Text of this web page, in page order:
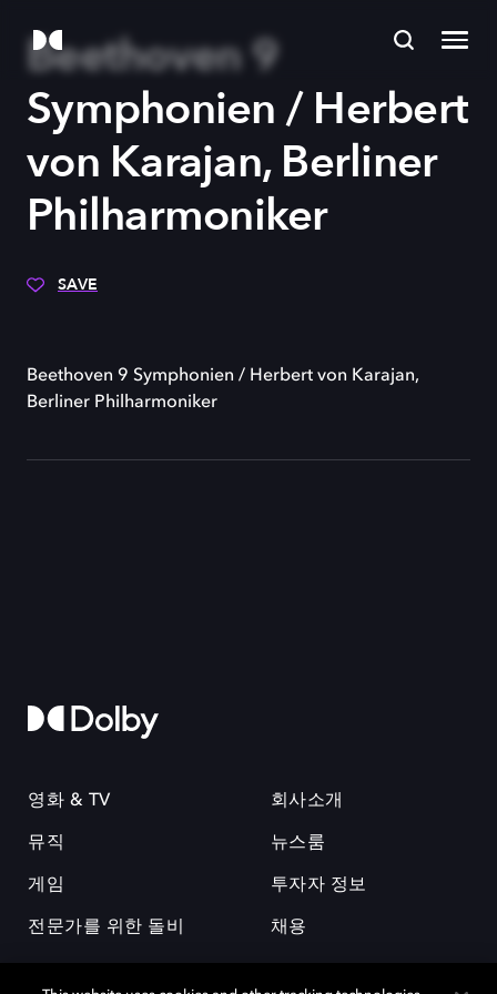
Beethoven 9
Symphonien / Herbert
von Karajan, Berliner
Philharmoniker
SAVE
Beethoven 9 Symphonien / Herbert von Karajan,
Berliner Philharmoniker
영화 & TV
뮤직
게임
전문가를 위한 돌비
회사소개
뉴스룸
투자자 정보
채용